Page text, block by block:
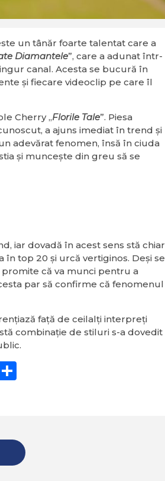
un tânăr foarte talentat care a
Diamantele”, care a adunat într-
canal. Acesta se bucură în
şi fiecare videoclip pe care îl
Cherry „Florile Tale”. Piesa
a ajuns imediat în trend şi
adevărat fenomen, însă în ciuda
şi munceşte din greu să se
iar dovadă în acest sens stă chiar
în top 20 şi urcă vertiginos. Deşi se
promite că va munci pentru a
par să confirme că fenomenul
faţă de ceilalţi interpreţi
combinaţie de stiluri s-a dovedit